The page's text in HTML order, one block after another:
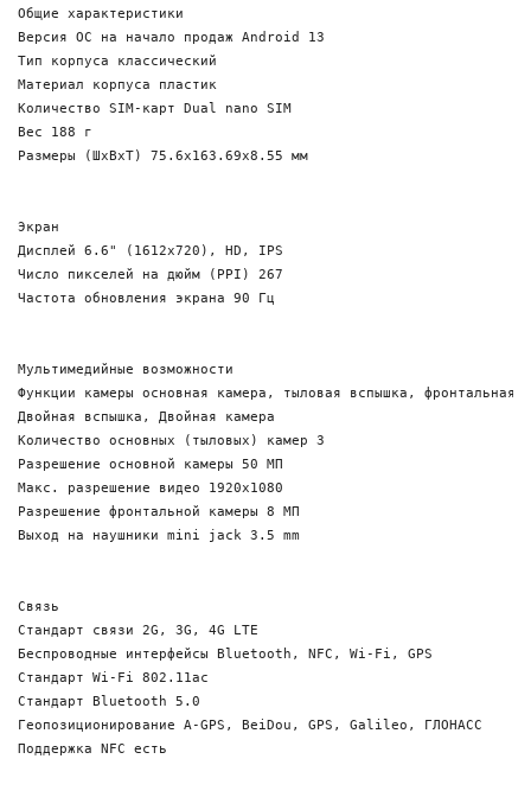
Общие характеристики
Версия ОС на начало продаж Android 13
Тип корпуса классический
Материал корпуса пластик
Количество SIM-карт Dual nano SIM
Вес 188 г
Размеры (ШxВxТ) 75.6x163.69x8.55 мм
Экран
Дисплей 6.6" (1612x720), HD, IPS
Число пикселей на дюйм (PPI) 267
Частота обновления экрана 90 Гц
Мультимедийные возможности
Функции камеры основная камера, тыловая вспышка,
Двойная вспышка, Двойная камера
Количество основных (тыловых) камер 3
Разрешение основной камеры 50 МП
Макс. разрешение видео 1920x1080
Разрешение фронтальной камеры 8 МП
Выход на наушники mini jack 3.5 mm
Связь
Стандарт связи 2G, 3G, 4G LTE
Беспроводные интерфейсы Bluetooth, NFC, Wi-Fi, GPS
Стандарт Wi-Fi 802.11ac
Стандарт Bluetooth 5.0
Геопозиционирование A-GPS, BeiDou, GPS, Galileo, ГЛОНАСС
Поддержка NFC есть